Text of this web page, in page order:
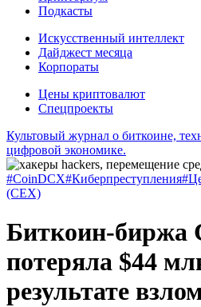
Подкасты
Искусственный интеллект
Дайджест месяца
Корпораты
Цены криптовалют
Спецпроекты
Культовый журнал о биткоине,
цифровой экономике.
#CoinDCX#Киберпреступления
(CEX)
Биткоин-биржа
потеряла $44
результате